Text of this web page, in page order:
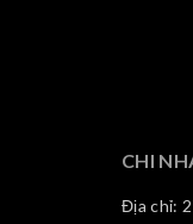
CHI
Địa chỉ: